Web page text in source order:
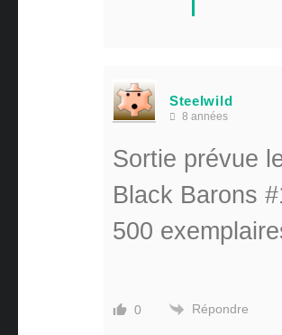
Steelwild
8 années
Sortie prévue
Black Barons
500
0 Répondre